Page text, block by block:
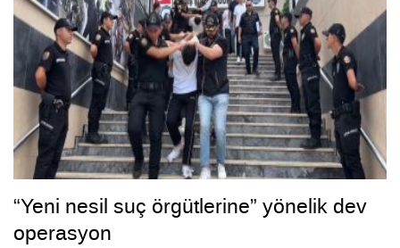
“Yeni nesil suç örgütlerine” yönelik dev
operasyon